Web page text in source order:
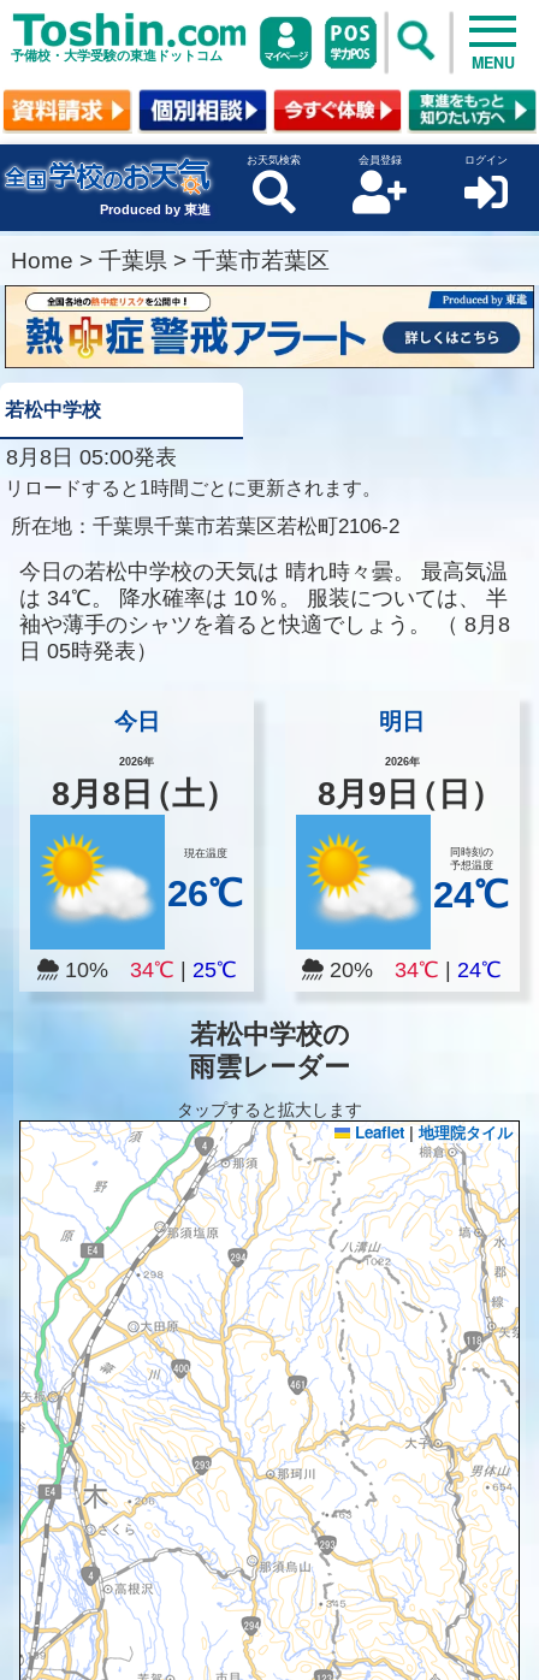
予備校・大学受験の東進ドットコム MENU
Produced by 東進
お天気検索 会員登録 ログイン
Home > 千葉県 > 千葉市若葉区
若松中学校
8月8日 05:00発表
リロードすると1時間ごとに更新されます。
所在地： 千葉県千葉市若葉区若松町2106-2
今日の若松中学校の天気は 晴れ時々曇。
最高気温
は 34℃。 降水確率は 10％。 服装については、
半
袖や薄手のシャツを着ると快適でしょう。
（ 8月8
日 05時発表）
今日
2026年
8月8 日（土）
現在温度
26℃
10% 34℃ 25℃
明日
2026年
8月 9 日（日）
同時刻の
予想温度
24℃
20%34℃ |24℃
若松中学校の
雨雲レーダー
タップすると拡大します
Leaflet | 地理院タイル